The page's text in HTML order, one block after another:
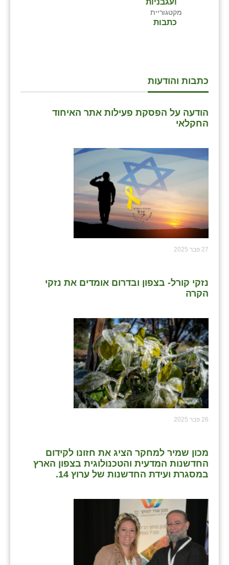
מקטגוריית
כתבות
כתבות והודעות
הודעה על הפסקת פעילות אתר האיחוד
החקלאי
27 פבר 2025
נזקי קורל- בצפון ובדרום אומדים את נזקי
הקרה
26 פבר 2025
מכון שמיר למחקר הציג את חזונו לקידום
החדשנות המדעית והטכנולוגית בצפון הארץ
במסגרת ועידת החדשנות של ערוץ 14.
בוסתן הגליל